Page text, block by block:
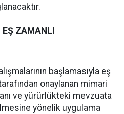
EŞ ZAMANLI
başlamasıyla eş
onaylanan mimari
ve yürürlükteki mevzuata
yönelik uygulama